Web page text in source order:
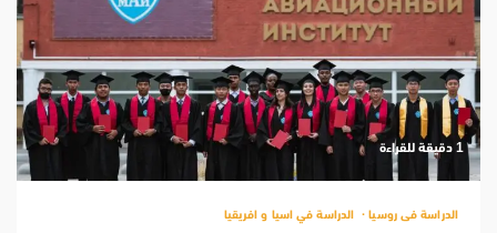
‫1 دقيقة للقراءة
الدراسة فى روسيا الدراسة في اسيا و افريقيا